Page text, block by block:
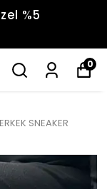
%5
0
SNEAKER